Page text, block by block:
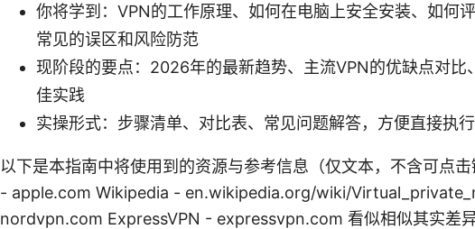
你将学到：VPN的工作原理、如何在电脑上安全安装、如何
常见的误区和风险防范
现阶段的要点：2026年的最新趋势、主流VPN的优缺点对比
佳实践
实操形式：步骤清单、对比表、常见问题解答，方便直接执行
以下是本指南中将使用到的资源与参考信息（仅文本，不含可点
- apple.com Wikipedia - en.wikipedia.org/wiki/
nordvpn.com ExpressVPN - expressvpn.com 看似相似其实差